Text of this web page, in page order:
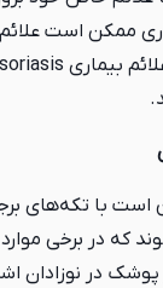
ممکن است
است با تکه‌های
که در برخی
در نوزادان